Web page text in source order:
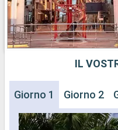
IL
Giorno 1 Giorno 2